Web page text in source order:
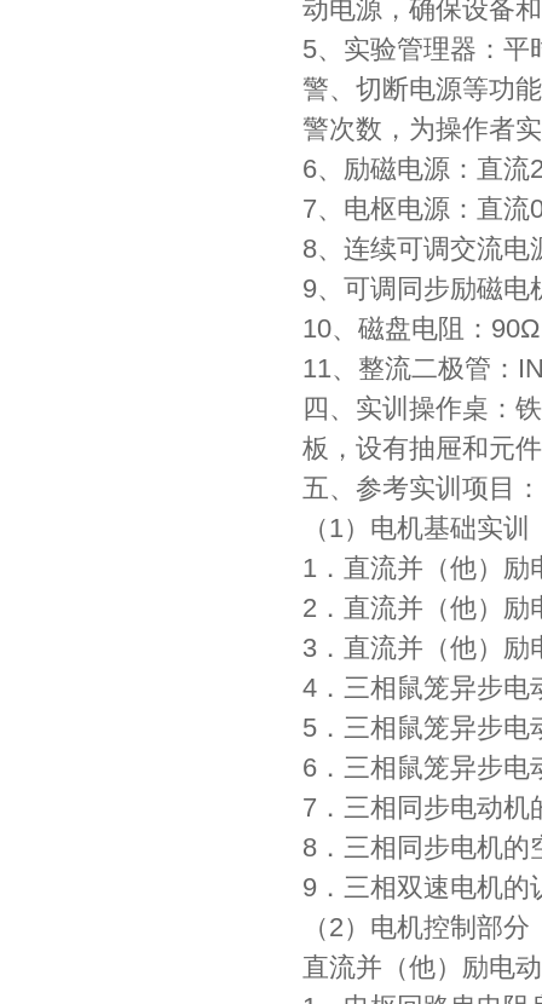
动电源，确保设备
5、实验管理器：平
警、切断电源等功
警次数，为操作者
6、励磁电源：直流
7、电枢电源：直流
8、连续可调交流电
9、可调同步励磁电
10、磁盘电阻：
11、整流二极管：
四、实训操作桌：
板，设有抽屉和元
五、参考实训项目：
（1）电机基础实训
1．直流并（他）励
2．直流并（他）励
3．直流并（他）励
4．三相鼠笼异步电
5．三相鼠笼异步电
6．三相鼠笼异步电
7．三相同步电动机
8．三相同步电机的
9．三相双速电机的
（2）电机控制部分
直流并（他）励电